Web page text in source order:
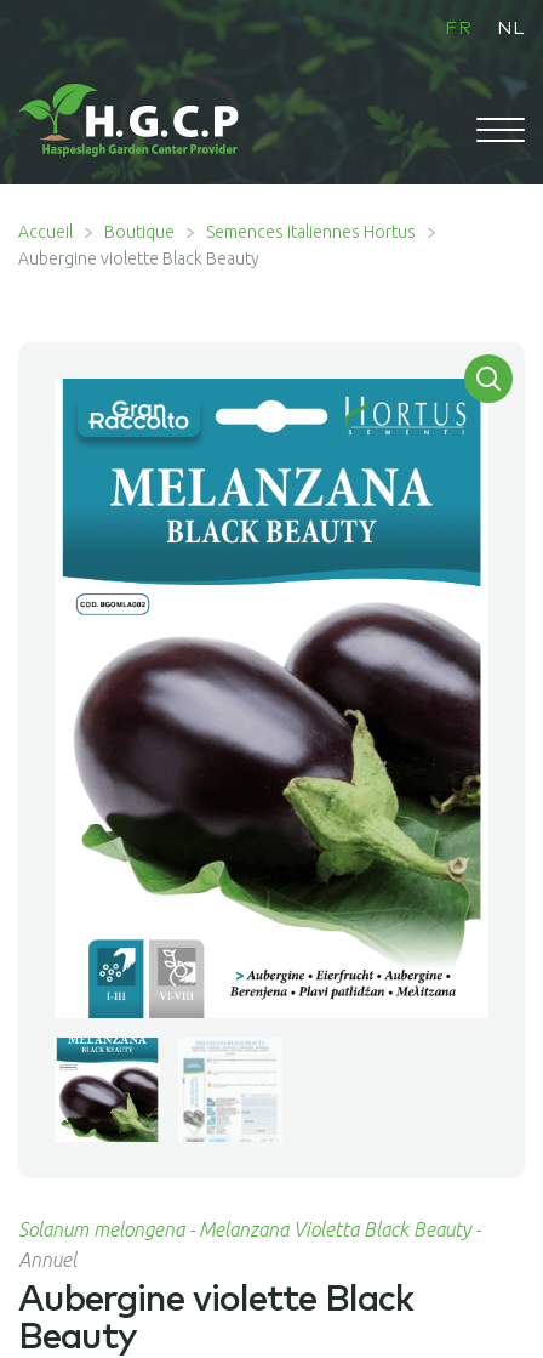
FR NL
ACCUEIL
menu
enfant
Accueil Boutique
Semences italiennes Hortus
Aubergine violette Black Beauty
Solanum melongena- Melanzana Violetta Black Beauty-
Annuel
Aubergine violette Black
Beauty